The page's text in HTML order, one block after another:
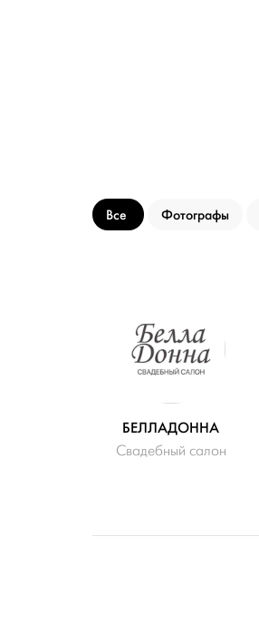
Все Фотографы
БЕЛЛАДОННА
Свадебный салон